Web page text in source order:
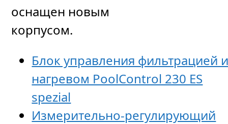
оснащен новым
корпусом.
Блок управления фильтрацией
нагревом PoolСontrol 230 ES
spezial
Измерительно-регулирующий